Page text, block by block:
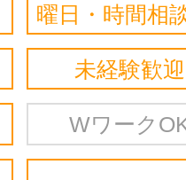
曜日・時間相
未経験歓迎
Wワーク